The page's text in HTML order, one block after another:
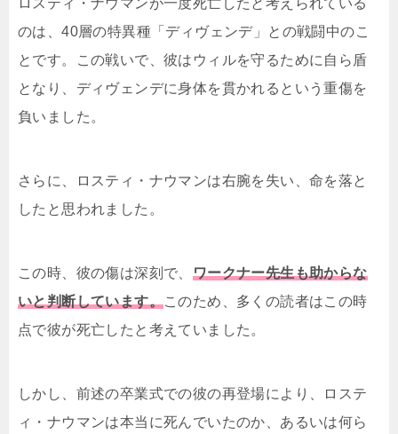
ロスティ・ナウマンが一度死亡したと考えられている
のは、40層の特異種「ディヴェンデ」との戦闘中のこ
とです。この戦いで、彼はウィルを守るために自ら盾
となり、ディヴェンデに身体を貫かれるという重傷を
負いました。
さらに、ロスティ・ナウマンは右腕を失い、命を落と
したと思われました。
この時、彼の傷は深刻で、 ワークナー先生も助からな
いと判断しています。このため、多くの読者はこの時
点で彼が死亡したと考えていました。
しかし、前述の卒業式での彼の再登場により、ロステ
ィ・ナウマンは本当に死んでいたのか、あるいは何ら